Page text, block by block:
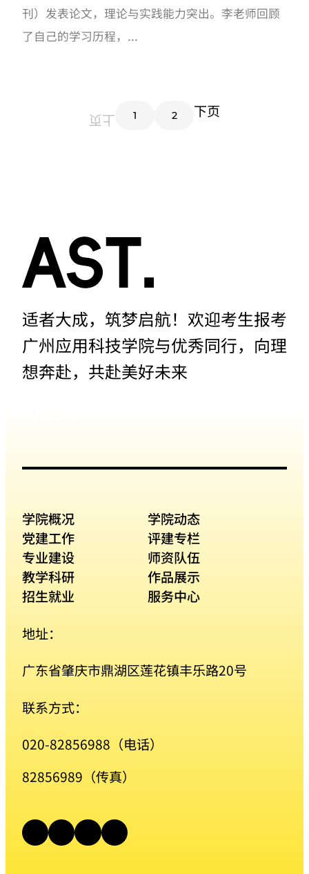
刊）发表论文，理论与实践能力突出。李老师回顾
了自己的学习历程，...
上页 1 2 下页
适者大成，筑梦启航！欢迎考生报考
广州应用科技学院与优秀同行，向理
想奔赴，共赴美好未来
地址：
广东省肇庆市鼎湖区莲花镇丰乐路20号
联系方式：
020-82856988（电话）
82856989（传真）
学院概况
学院动态
党建工作
评建专栏
专业建设
师资队伍
教学科研
作品展示
招生就业
服务中心